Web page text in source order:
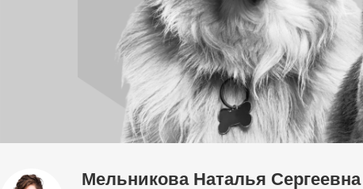
Мельникова Наталья Сергеевна